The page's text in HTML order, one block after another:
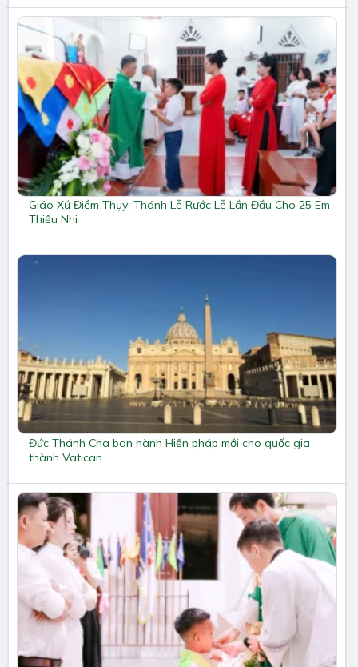
Giáo Xứ Điềm Thụy: Thánh Lễ Rước Lễ Lần Đầu Cho 25 Em
Thiếu Nhi
Đức Thánh Cha ban hành Hiến pháp mới cho quốc gia
thành Vatican